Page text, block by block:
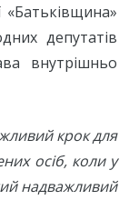
депутатів
внутрішньо
крок для
осіб, коли у
надважливий